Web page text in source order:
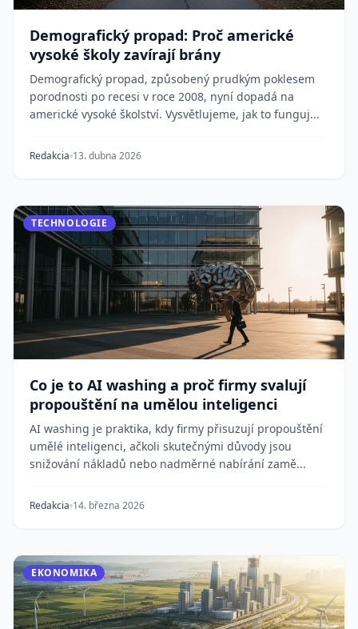
Demografický propad: Proč americké
vysoké školy zavírají brány
Demografický propad, způsobený prudkým poklesem
porodnosti po recesi v roce 2008, nyní dopadá na
americké vysoké školství. Vysvětlujeme, jak to funguj...
Redakcia 13. dubna 2026
TECHNOLOGIE
Co je to AI washing a proč firmy svalují
propouštění na umělou inteligenci
AI washing je praktika, kdy firmy přisuzují propouštění
umělé inteligenci, ačkoli skutečnými důvody jsou
snižování nákladů nebo nadměrné nabírání zamě...
Redakcia 14. března 2026
EKONOMIKA